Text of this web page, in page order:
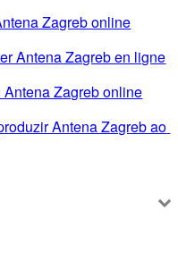
Zagreb online
Antena Zagreb en ligne
Antena Zagreb online
Antena Zagreb ao